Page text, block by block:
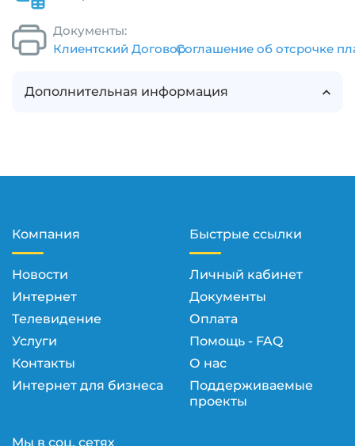
Документы:
Клиентский ДоговорСоглашение об отсрочке
Дополнительная информация
Компания
Новости
Интернет
Телевидение
Услуги
Контакты
Интернет для бизнеса
Быстрые ссылки
Личный кабинет
Документы
Оплата
Помощь - FAQ
О нас
Поддерживаемые
проекты
Мы в соц. сетях